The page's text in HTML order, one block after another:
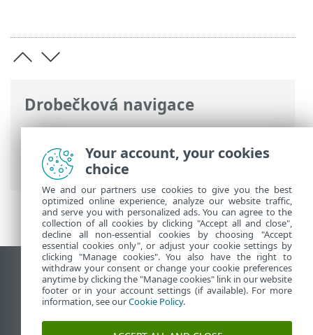
Drobečková navigace
ESET Online nápověda>ESET Endpoint
Security >Rozšířená nastavení>Kontroly
Výjimky > Detekční výjimky
Zobrazit verzi pro počítač
End of Life
ESET Databáze znalostí
ESET Forum
Your account, your cookies
choice
We and our partners use cookies to give you the best
optimized online experience, analyze our website traffic,
and serve you with personalized ads. You can agree to the
collection of all cookies by clicking "Accept all and close",
decline all non-essential cookies by choosing "Accept
essential cookies only", or adjust your cookie settings by
clicking "Manage cookies". You also have the right to
withdraw your consent or change your cookie preferences
anytime by clicking the "Manage cookies" link in our website
footer or in your account settings (if available). For more
information, see ourCookie Policy.